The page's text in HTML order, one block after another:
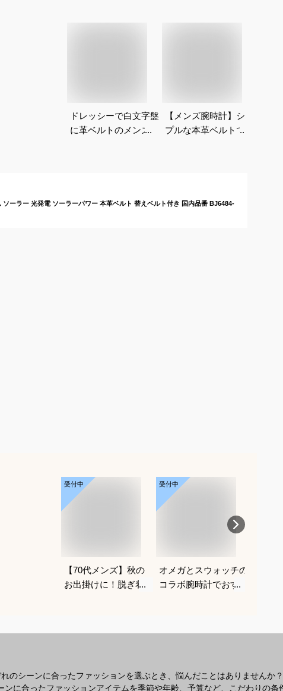
ドレッシーで白文字盤
に革ベルトのメンズ腕
【メンズ腕時計】シン
プルな本革ベルトで女
ーラー 光発電 ソーラーパワー 本革ベルト 替えベルト付き 国内品番 BJ6484-
受付中
【70代メンズ】秋の
お出掛けに！脱ぎ着が
受付中
オメガとスウォッチの
コラボ腕時計でおすす
のシーンに合ったファッションを選ぶとき、悩んだことはありませんか？
に合ったファッションアイテムを季節や年齢、予算など、こだわりの条